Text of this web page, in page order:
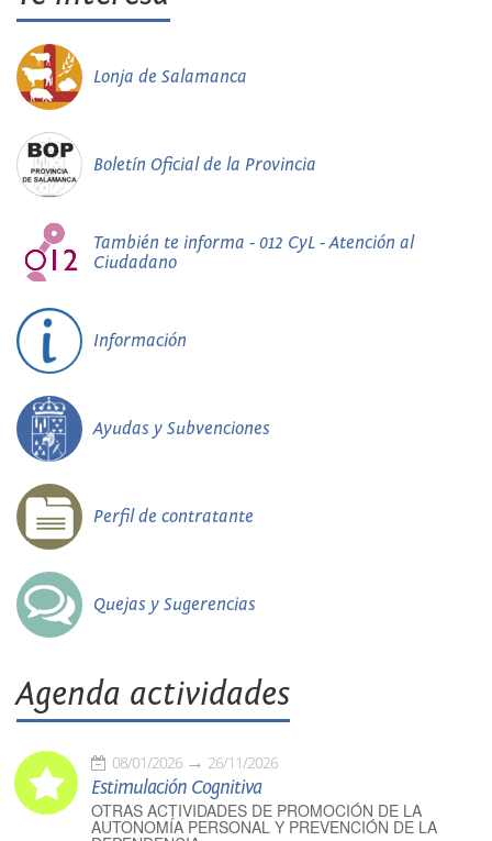
Lonja de Salamanca
Boletín Oficial de la Provincia
También te informa - 012 CyL - Atención al
Ciudadano
Información
Ayudas y Subvenciones
Perfil de contratante
Quejas y Sugerencias
Agenda actividades
08/01/2026 26/11/2026
Estimulación Cognitiva
OTRAS ACTIVIDADES DE PROMOCIÓN DE LA
AUTONOMÍA PERSONAL Y PREVENCIÓN DE LA